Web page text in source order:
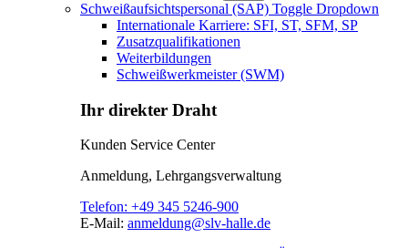
Schweißaufsichtspersonal (SAP) Toggle Dropdown
Internationale Karriere: SFI, ST, SFM, SP
Zusatzqualifikationen
Weiterbildungen
Schweißwerkmeister (SWM)
Ihr direkter Draht
Kunden Service Center
Anmeldung, Lehrgangsverwaltung
Telefon: +49 345 5246-900
E-Mail: anmeldung@slv-halle.de